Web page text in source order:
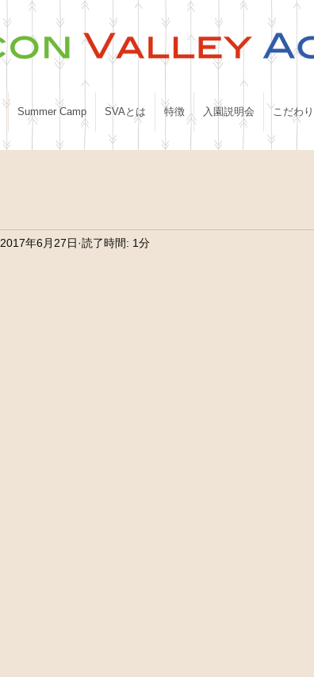
Summer Camp SVAとは 特徴 入園説明会 こだわり
2017年6月27日 読了時間: 1分